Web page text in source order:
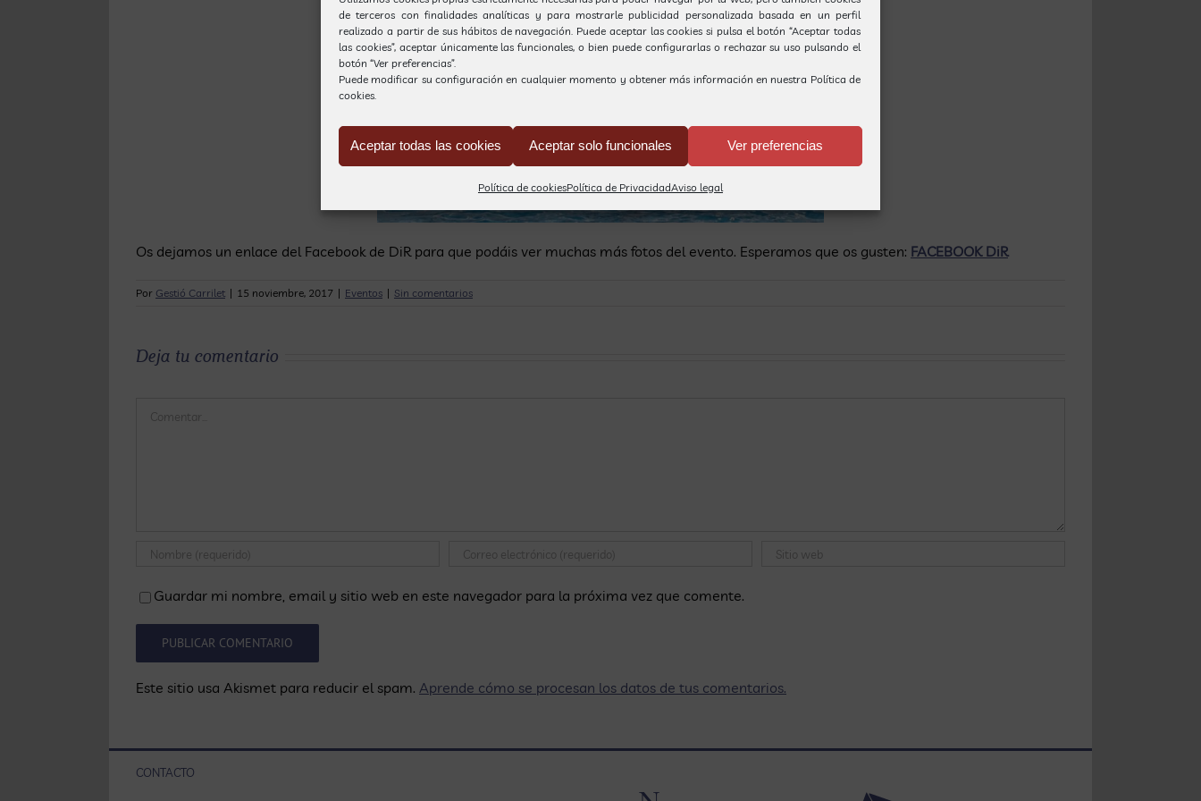
de terceros con finalidades analíticas y para mostrarle publicidad personalizada basada en un perfil
realizado a partir de sus hábitos de navegación. Puede aceptar las cookies si pulsa el botón “Aceptar todas
las cookies”, aceptar únicamente las funcionales, o bien puede configurarlas o rechazar su uso pulsando el
botón “Ver preferencias”.
Puede modificar su configuración en cualquier momento y obtener más información en nuestra Política de
cookies.
Aceptar todas las cookies Aceptar solo funcionales Ver preferencias
Política de cookiesPolítica de PrivacidadAviso legal
Os dejamos un enlace del Facebook de DiR para que podáis ver muchas más fotos del evento. Esperamos que os gusten: FACEBOOK DiR
Por Gestió Carrilet | 15 noviembre, 2017 | Eventos | Sin comentarios
Deja tu comentario
Comentar
Guardar mi nombre, email y sitio web en este navegador para la próxima vez que comente.
Este sitio usa Akismet para reducir el spam. Aprende cómo se procesan los datos de tus comentarios.
CONTACTO